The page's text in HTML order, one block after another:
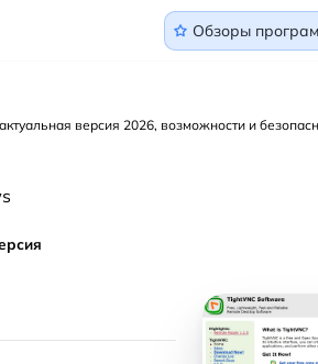
Обзоры
версия 2026, возможности и